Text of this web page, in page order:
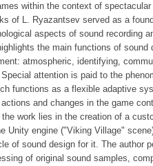
within the context of
of L. Ryazantsev served as a
aspects of sound recording
the main functions of sound
atmospheric, identifying,
attention is paid to the
functions as a flexible adaptive
and changes in the game
work lies in the creation of a
Unity engine ("Viking Village"
of sound design for it. The author
of original sound samples,